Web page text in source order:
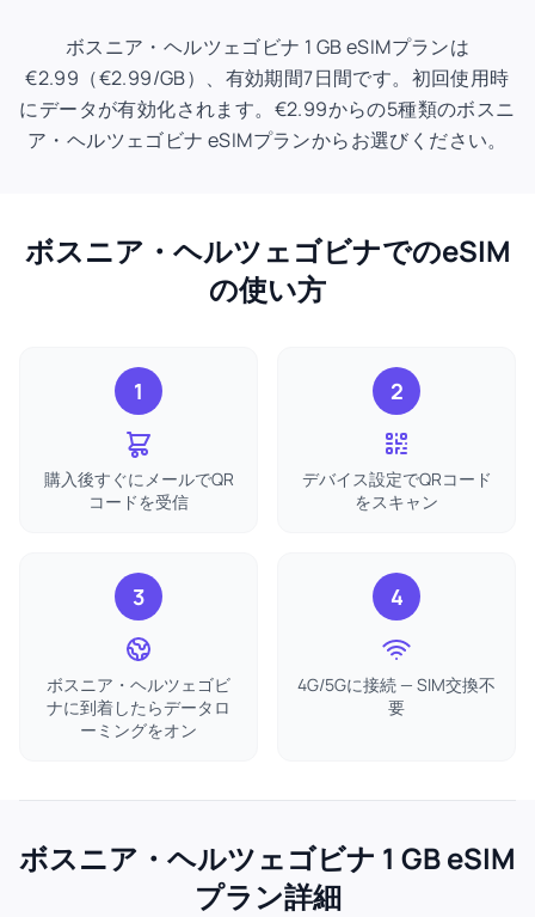
ボスニア・ヘルツェゴビナ 1 GB eSIMプランは
€2.99（€2.99/GB）、有効期間7日間です。初回使用時
にデータが有効化されます。€2.99からの5種類のボスニ
ア・ヘルツェゴビナ eSIMプランからお選びください。
ボスニア・ヘルツェゴビナでのeSIM
の使い方
1
購入後すぐにメールでQR
コードを受信
2
デバイス設定でQRコード
をスキャン
3
ボスニア・ヘルツェゴビ
ナに到着したらデータロ
ーミングをオン
4
4G/5Gに接続 — SIM交換不
要
ボスニア・ヘルツェゴビナ 1 GB eSIM
プラン詳細